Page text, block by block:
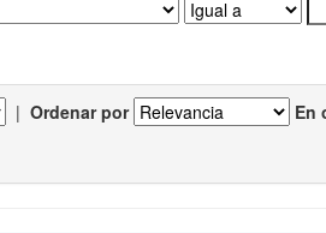
| Ordenar por En